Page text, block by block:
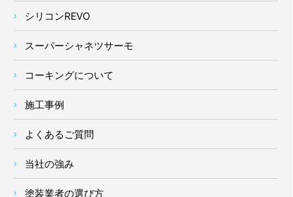
シリコンREVO
スーパーシャネツサーモ
コーキングについて
施工事例
よくあるご質問
当社の強み
塗装業者の選び方